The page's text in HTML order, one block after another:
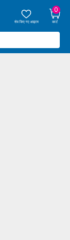
सेव किए गए आइटम
0
कार्ट